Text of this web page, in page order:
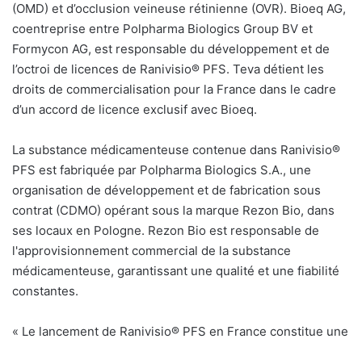
(OMD) et d’occlusion veineuse rétinienne (OVR). Bioeq AG,
coentreprise entre Polpharma Biologics Group BV et
Formycon AG, est responsable du développement et de
l’octroi de licences de Ranivisio® PFS. Teva détient les
droits de commercialisation pour la France dans le cadre
d’un accord de licence exclusif avec Bioeq.
La substance médicamenteuse contenue dans Ranivisio®
PFS est fabriquée par Polpharma Biologics S.A., une
organisation de développement et de fabrication sous
contrat (CDMO) opérant sous la marque Rezon Bio, dans
ses locaux en Pologne. Rezon Bio est responsable de
l'approvisionnement commercial de la substance
médicamenteuse, garantissant une qualité et une fiabilité
constantes.
« Le lancement de Ranivisio® PFS en France constitue une